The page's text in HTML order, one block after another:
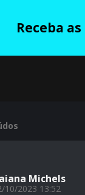
Receba
Michels
10/2023 13:52